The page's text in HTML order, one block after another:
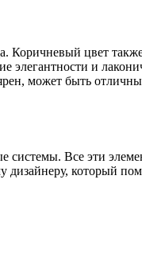
цвет также
элегантности и
может быть
системы. Все эти
дизайнеру, который